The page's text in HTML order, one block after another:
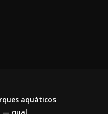
aquáticos